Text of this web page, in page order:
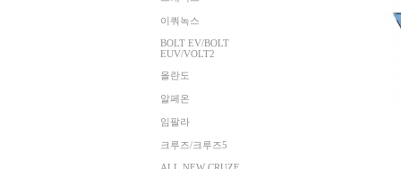
이쿼녹스
BOLT EV/BOLT
EUV/VOLT2
올란도
알페온
임팔라
크루즈/크루즈5